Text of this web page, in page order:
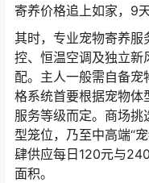
寄养价格追上如家，9
其时，专业宠物寄养
控、恒温空调及独立新
配。主人一般需自备
格系统首要根据宠物体
服务等级而定。商场
型笼位，乃至中高端“
肆供应每日120元与
面积。